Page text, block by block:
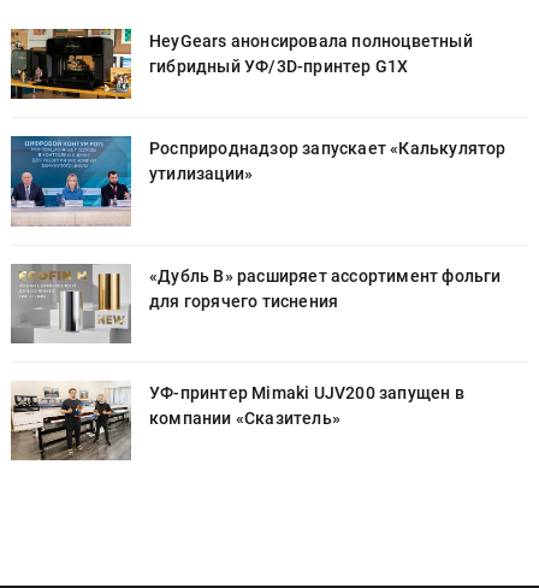
HeyGears анонсировала полноцветный
гибридный УФ/3D-принтер G1X
Росприроднадзор запускает «Калькулятор
утилизации»
«Дубль В» расширяет ассортимент фольги
для горячего тиснения
УФ-принтер Mimaki UJV200 запущен в
компании «Сказитель»